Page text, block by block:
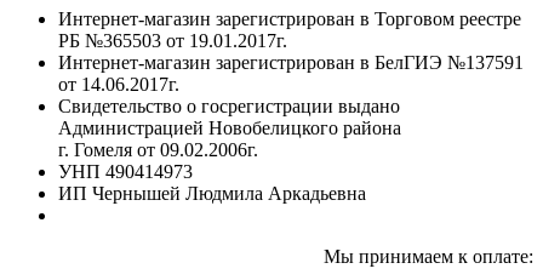
Интернет-магазин зарегистрирован в Торговом реестре
РБ №365503 от 19.01.2017г.
Интернет-магазин зарегистрирован в БелГИЭ №137591
от 14.06.2017г.
Свидетельство о госрегистрации выдано
Администрацией Новобелицкого района
г. Гомеля от 09.02.2006г.
УНП 490414973
ИП Чернышей Людмила Аркадьевна
Мы принимаем к оплате: